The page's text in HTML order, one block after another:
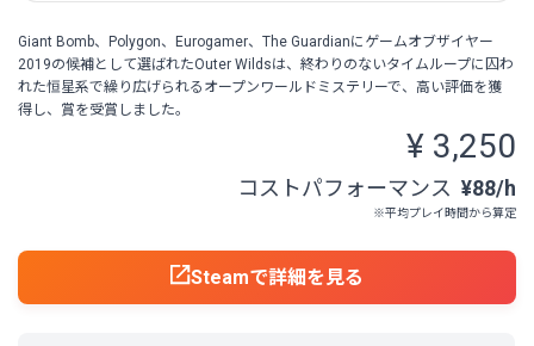
Giant Bomb、Polygon、Eurogamer、The Guardianにゲームオブザイヤー
2019の候補として選ばれたOuter Wildsは、終わりのないタイムループに囚わ
れた恒星系で繰り広げられるオープンワールドミステリーで、高い評価を獲
得し、賞を受賞しました。
¥ 3,250
コストパフォーマンス ¥88/h
※平均プレイ時間から算定
Steamで詳細を見る